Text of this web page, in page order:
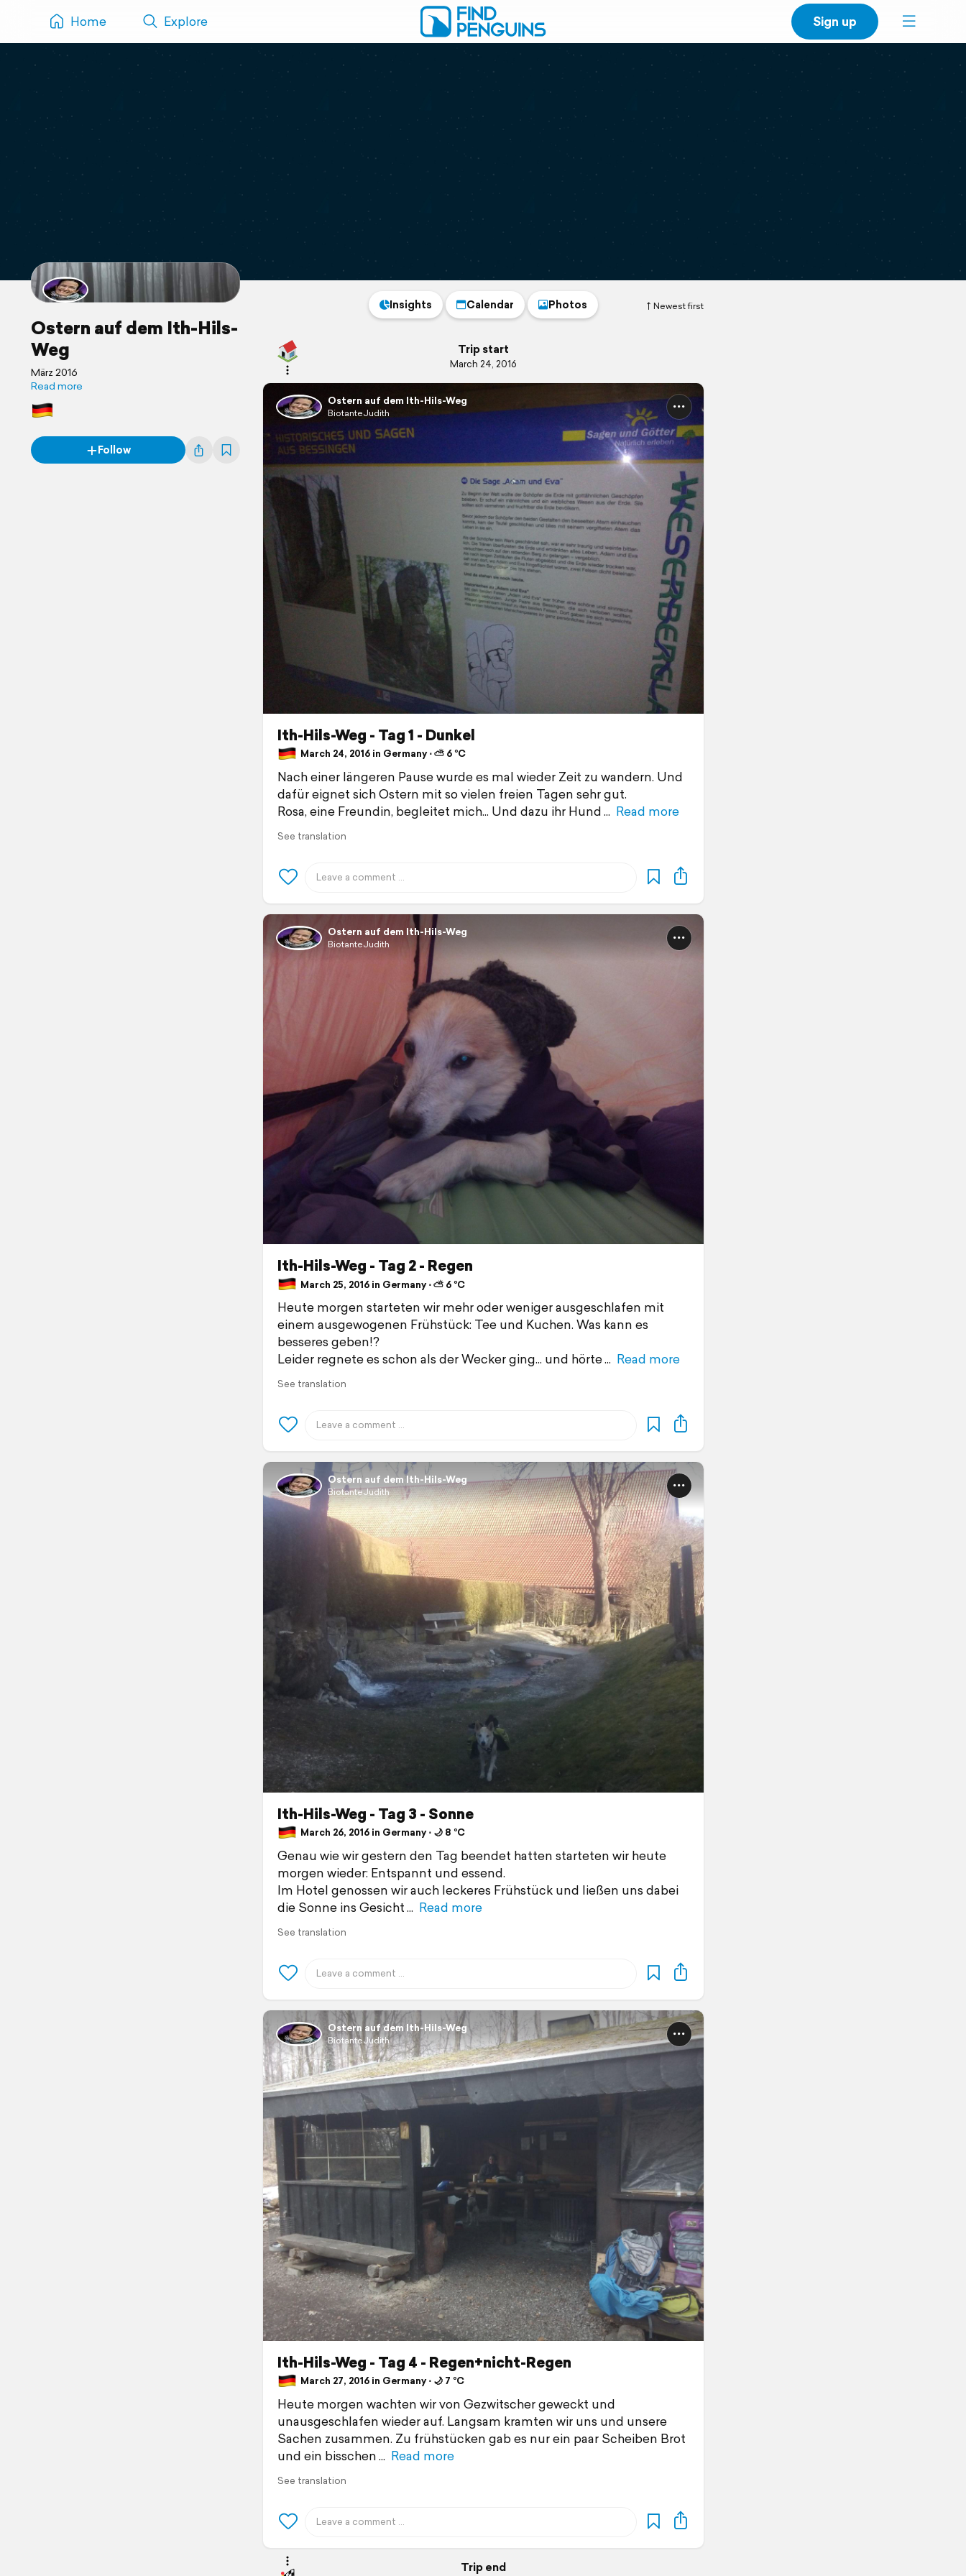
Home Explore Sign up
Ostern auf dem Ith-Hils-
Weg
März 2016
Read more
Follow
Newest first
Insights Calendar Photos
Trip start
March 24, 2016
Ostern auf dem Ith-Hils-Weg
BiotanteJudith
Ith-Hils-Weg - Tag 1 - Dunkel
March 24, 2016 in Germany ⋅ ⛅ 6 °C
Nach einer längeren Pause wurde es mal wieder Zeit zu wandern. Und
dafür eignet sich Ostern mit so vielen freien Tagen sehr gut.
Rosa, eine Freundin, begleitet mich... Und dazu ihr Hund
Read more
See translation
Ostern auf dem Ith-Hils-Weg
BiotanteJudith
Ith-Hils-Weg - Tag 2 - Regen
March 25, 2016 in Germany ⋅ ⛅ 6 °C
Heute morgen starteten wir mehr oder weniger ausgeschlafen mit
einem ausgewogenen Frühstück: Tee und Kuchen. Was kann es
besseres geben!?
Leider regnete es schon als der Wecker ging... und hörte
Read more
See translation
Ostern auf dem Ith-Hils-Weg
BiotanteJudith
Ith-Hils-Weg - Tag 3 - Sonne
March 26, 2016 in Germany ⋅ 🌙 8 °C
Genau wie wir gestern den Tag beendet hatten starteten wir heute
morgen wieder: Entspannt und essend.
Im Hotel genossen wir auch leckeres Frühstück und ließen uns dabei
die Sonne ins Gesicht
Read more
See translation
Ostern auf dem Ith-Hils-Weg
BiotanteJudith
Ith-Hils-Weg - Tag 4 - Regen+nicht-Regen
March 27, 2016 in Germany ⋅ 🌙 7 °C
Heute morgen wachten wir von Gezwitscher geweckt und
unausgeschlafen wieder auf. Langsam kramten wir uns und unsere
Sachen zusammen. Zu frühstücken gab es nur ein paar Scheiben Brot
und ein bisschen
Read more
See translation
Trip end